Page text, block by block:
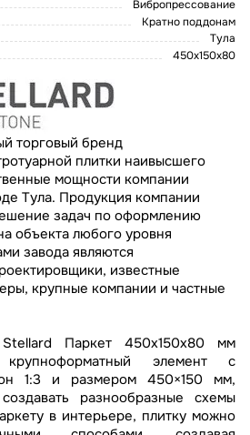
Вибропрессование
Кратно поддонам
Тула
450х150х80
торговый бренд
плитки наивысшего
мощности компании
Тула. Продукция компании
задач по оформлению
объекта любого уровня
завода являются
известные
крупные компании и частные
Stellard Паркет 450x150x80 мм
элемент с
1:3 и размером 450×150 мм,
разнообразные схемы
в интерьере, плитку можно